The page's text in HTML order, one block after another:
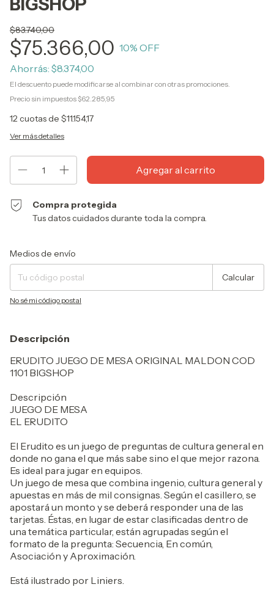
BIGSHOP
$83.740,00
$75.366,00 10% OFF
Ahorrás: $8.374,00
El descuento puede modificarse al combinar con otras promociones.
Precio sin impuestos $62.285,95
12cuotas de $11.154,17
Ver más detalles
Compra protegida
Tus datos cuidados durante toda la compra.
Entregas para el CP:
Medios de envío
Calcular
No sé mi código postal
Descripción
ERUDITO JUEGO DE MESA ORIGINAL MALDON COD
1101 BIGSHOP
Descripción
JUEGO DE MESA
EL ERUDITO
El Erudito es un juego de preguntas de cultura general en
donde no gana el que más sabe sino el que mejor razona.
Es ideal para jugar en equipos.
Un juego de mesa que combina ingenio, cultura general y
apuestas en más de mil consignas. Según el casillero, se
apostará un monto y se deberá responder una de las
tarjetas. Éstas, en lugar de estar clasificadas dentro de
una temática particular, están agrupadas según el
formato de la pregunta: Secuencia, En común,
Asociación y Aproximación.
Está ilustrado por Liniers.